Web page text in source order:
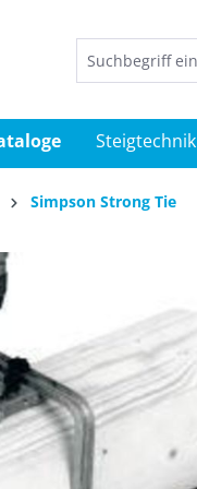
Steigtechnik
Simpson Strong Tie